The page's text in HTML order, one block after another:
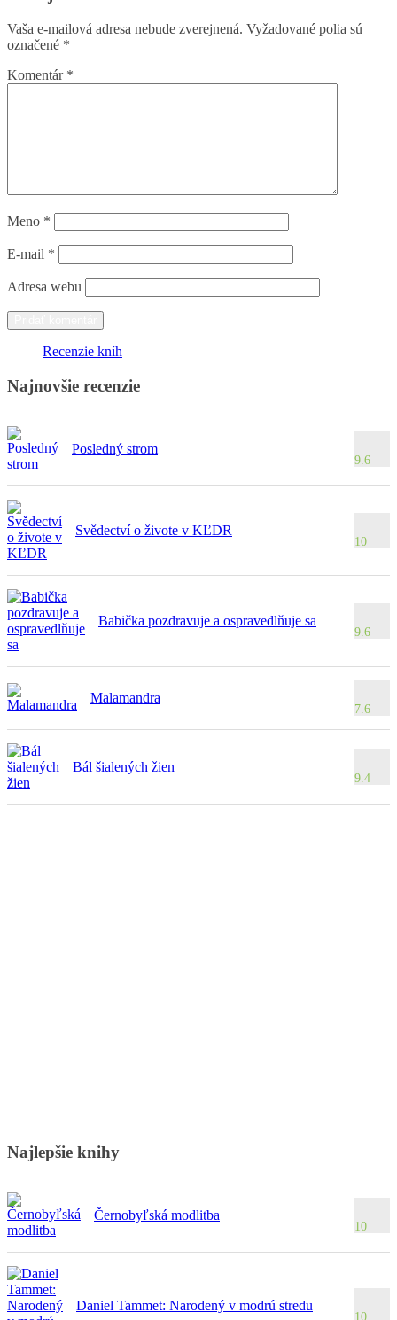
Vaša e-mailová adresa nebude zverejnená. Vyžadované polia sú
označené *
Komentár *
Meno *
E-mail *
Adresa webu
Recenzie kníh
Najnovšie recenzie
Posledný strom
9.6
Svědectví o živote v KĽDR
10
Babička pozdravuje a ospravedlňuje sa
9.6
Malamandra
7.6
Bál šialených žien
9.4
Najlepšie knihy
Černobyľská modlitba
10
Daniel Tammet: Narodený v modrú stredu
10